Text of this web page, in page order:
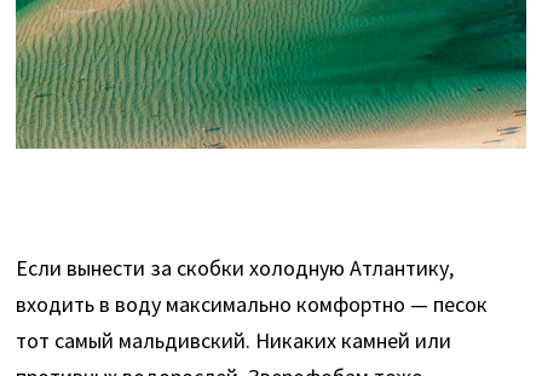
Если вынести за скобки холодную Атлантику,
входить в воду максимально комфортно — песок
тот самый мальдивский. Никаких камней или